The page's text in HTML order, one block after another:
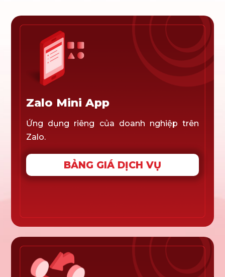
Zalo Mini App
Ứng dụng riêng của doanh nghiệp trên
Zalo.
BẢNG GIÁ DỊCH VỤ